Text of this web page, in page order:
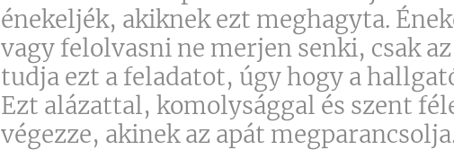
énekeljék, akiknek ezt meghagyta.
vagy felolvasni ne merjen senki, csak
tudja ezt a feladatot, úgy hogy a
Ezt alázattal, komolysággal és szent
végezze, akinek az apát